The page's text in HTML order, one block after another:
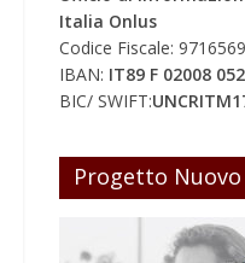
Italia Onlus
Codice Fiscale:
IBAN: IT89 F 02008
BIC/ SWIFT:
Progetto